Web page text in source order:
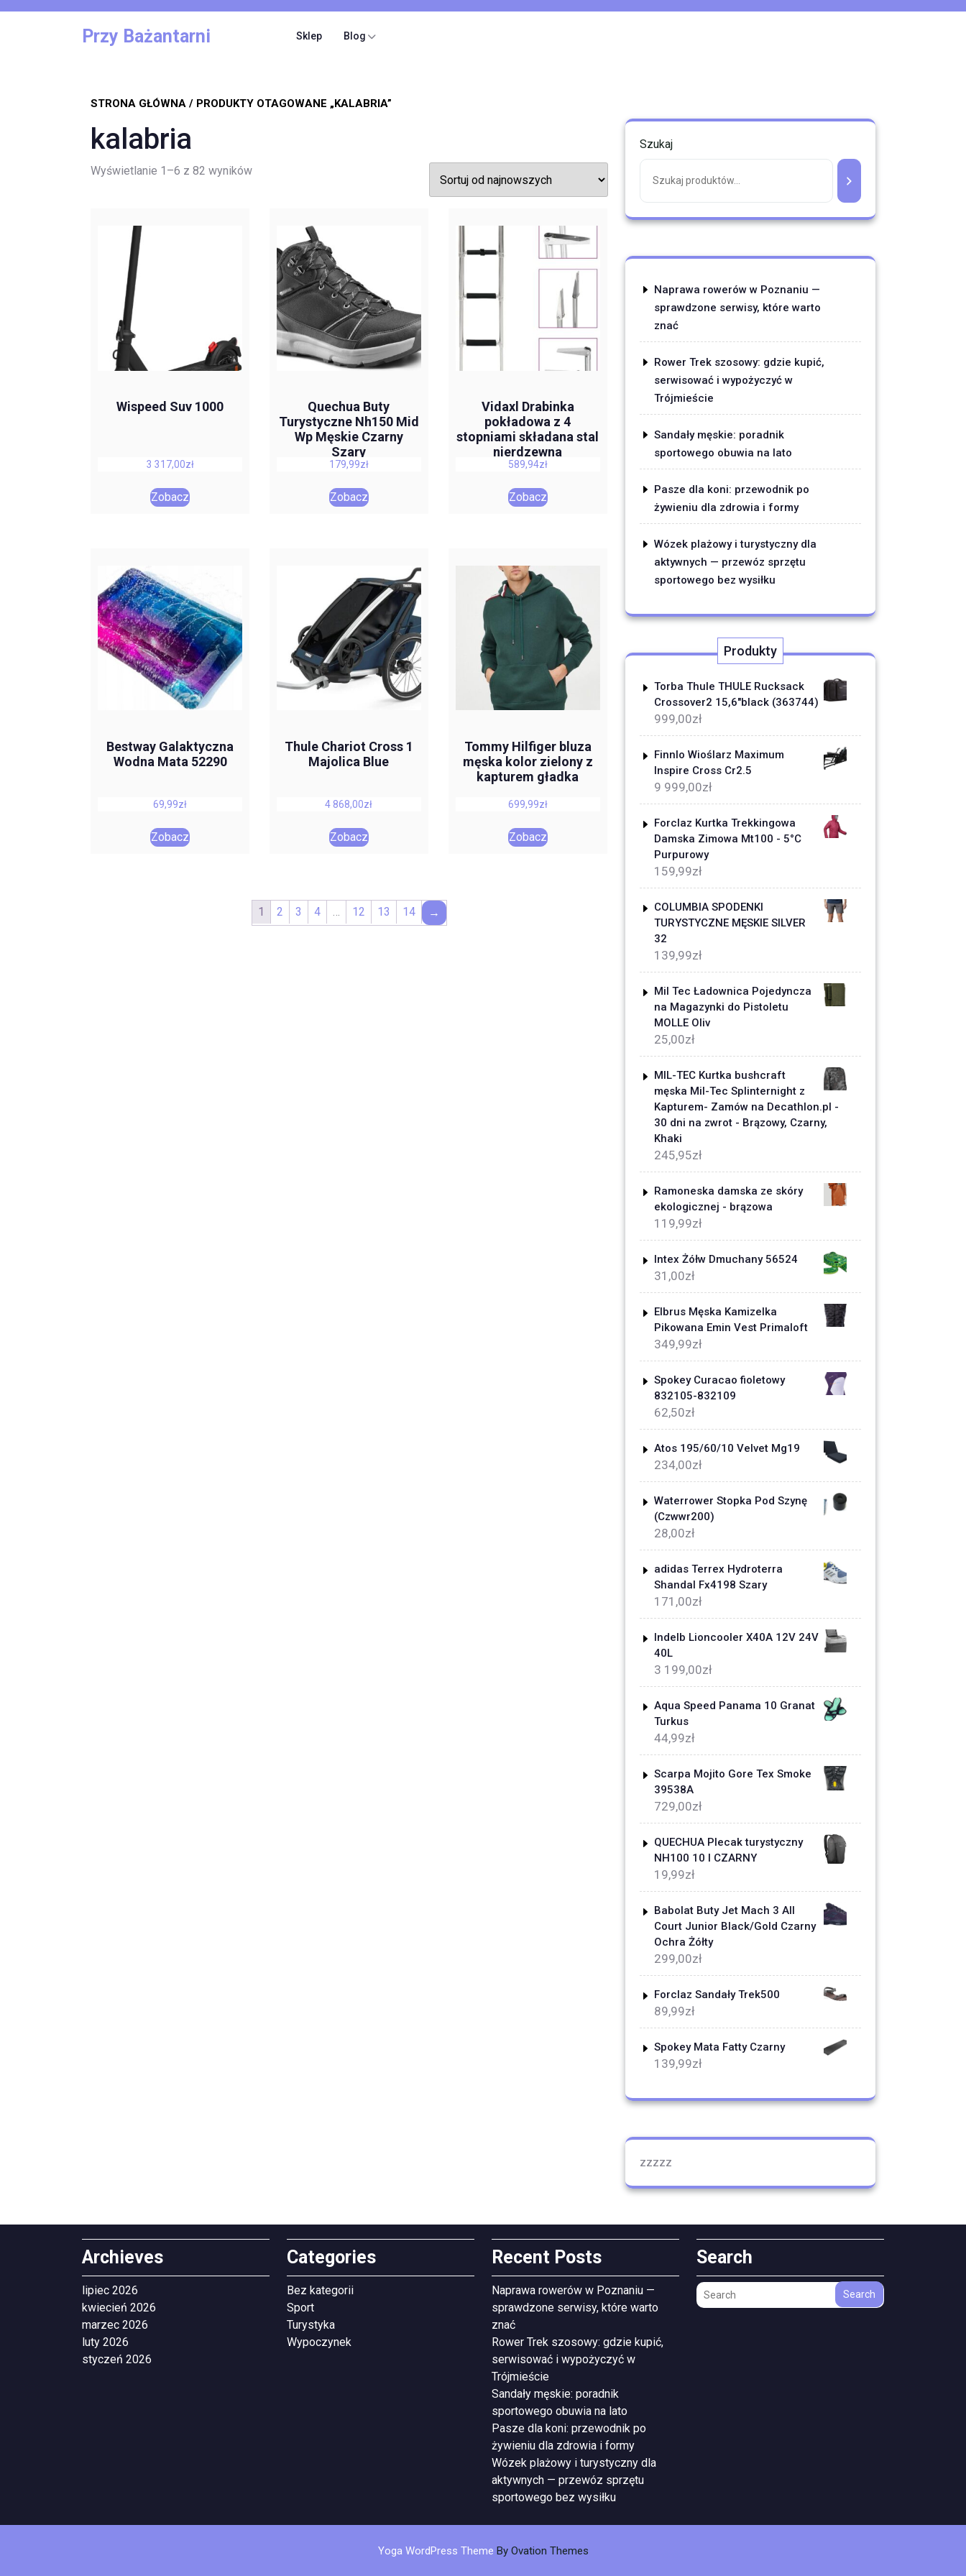
Przy Bażantarni Sklep Blog
STRONA GŁÓWNA / PRODUKTY OTAGOWANE „KALABRIA”
kalabria
Wyświetlanie 1–6 z 82 wynikówPosortowane
Wispeed Suv 1000
3 317,00zł
Zobacz
Quechua Buty
Turystyczne Nh150 Mid
Wp Męskie Czarny
Szary
179,99zł
Zobacz
Vidaxl Drabinka
pokładowa z 4
stopniami składana stal
nierdzewna
589,94zł
Zobacz
Bestway Galaktyczna
Wodna Mata 52290
69,99zł
Zobacz
Thule Chariot Cross 1
Majolica Blue
4 868,00zł
Zobacz
Tommy Hilfiger bluza
męska kolor zielony z
kapturem gładka
699,99zł
Zobacz
1 2 3 4 … 12 13 14 →
Szukaj
Naprawa rowerów w Poznaniu —
sprawdzone serwisy, które warto
znać
Rower Trek szosowy: gdzie kupić,
serwisować i wypożyczyć w
Trójmieście
Sandały męskie: poradnik
sportowego obuwia na lato
Pasze dla koni: przewodnik po
żywieniu dla zdrowia i formy
Wózek plażowy i turystyczny dla
aktywnych — przewóz sprzętu
sportowego bez wysiłku
Produkty
Torba Thule THULE Rucksack
Crossover2 15,6"black (363744)
999,00zł
Finnlo Wioślarz Maximum
Inspire Cross Cr2.5
9 999,00zł
Forclaz Kurtka Trekkingowa
Damska Zimowa Mt100 - 5°C
Purpurowy
159,99zł
COLUMBIA SPODENKI
TURYSTYCZNE MĘSKIE SILVER
32
139,99zł
Mil Tec Ładownica Pojedyncza
na Magazynki do Pistoletu
MOLLE Oliv
25,00zł
MIL-TEC Kurtka bushcraft
męska Mil-Tec Splinternight z
Kapturem- Zamów na Decathlon.pl -
30 dni na zwrot - Brązowy, Czarny,
Khaki
245,95zł
Ramoneska damska ze skóry
ekologicznej - brązowa
119,99zł
Intex Żółw Dmuchany 56524
31,00zł
Elbrus Męska Kamizelka
Pikowana Emin Vest Primaloft
349,99zł
Spokey Curacao fioletowy
832105-832109
62,50zł
Atos 195/60/10 Velvet Mg19
234,00zł
Waterrower Stopka Pod Szynę
(Czwwr200)
28,00zł
adidas Terrex Hydroterra
Shandal Fx4198 Szary
171,00zł
Indelb Lioncooler X40A 12V 24V
40L
3 199,00zł
Aqua Speed Panama 10 Granat
Turkus
44,99zł
Scarpa Mojito Gore Tex Smoke
39538A
729,00zł
QUECHUA Plecak turystyczny
NH100 10 l CZARNY
19,99zł
Babolat Buty Jet Mach 3 All
Court Junior Black/Gold Czarny
Ochra Żółty
299,00zł
Forclaz Sandały Trek500
89,99zł
Spokey Mata Fatty Czarny
139,99zł
zzzzz
Archieves
lipiec 2026
kwiecień 2026
marzec 2026
luty 2026
styczeń 2026
Categories
Bez kategorii
Sport
Turystyka
Wypoczynek
Recent Posts
Naprawa rowerów w Poznaniu —
sprawdzone serwisy, które warto
znać
Rower Trek szosowy: gdzie kupić,
serwisować i wypożyczyć w
Trójmieście
Sandały męskie: poradnik
sportowego obuwia na lato
Pasze dla koni: przewodnik po
żywieniu dla zdrowia i formy
Wózek plażowy i turystyczny dla
aktywnych — przewóz sprzętu
sportowego bez wysiłku
Search
Search
Yoga WordPress Theme By Ovation Themes